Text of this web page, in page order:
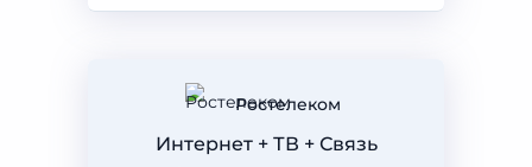
Ростелеком
Интернет + ТВ + Связь